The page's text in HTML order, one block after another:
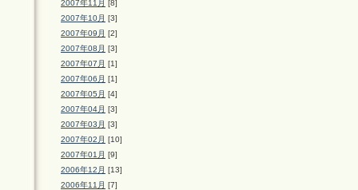
2007年11月 [8]
2007年10月 [3]
2007年09月 [2]
2007年08月 [3]
2007年07月 [1]
2007年06月 [1]
2007年05月 [4]
2007年04月 [3]
2007年03月 [3]
2007年02月 [10]
2007年01月 [9]
2006年12月 [13]
2006年11月 [7]